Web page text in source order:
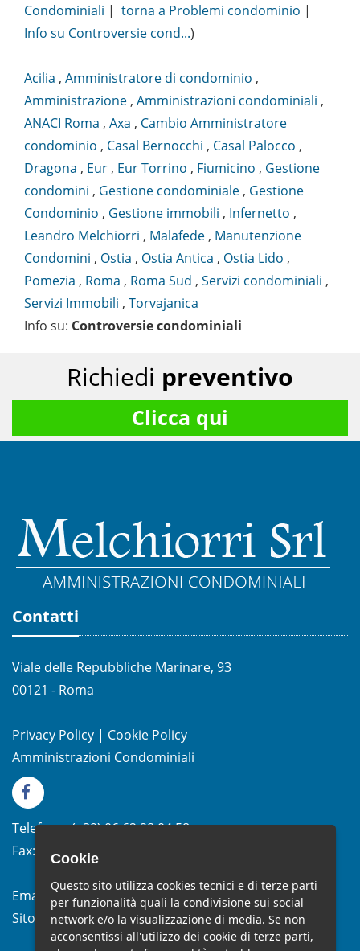
Condominiali | torna a Problemi condominio |
Info su Controversie cond...)
Acilia , Amministratore di condominio ,
Amministrazione , Amministrazioni condominiali ,
ANACI Roma , Axa , Cambio Amministratore
condominio , Casal Bernocchi , Casal Palocco ,
Dragona , Eur , Eur Torrino , Fiumicino , Gestione
condomini , Gestione condominiale , Gestione
Condominio , Gestione immobili , Infernetto ,
Leandro Melchiorri , Malafede , Manutenzione
Condomini , Ostia , Ostia Antica , Ostia Lido ,
Pomezia , Roma , Roma Sud , Servizi condominiali ,
Servizi Immobili , Torvajanica
Info su: Controversie condominiali
Richiedi preventivo
Clicca qui
Contatti
Viale delle Repubbliche Marinare, 93
00121 - Roma
Privacy Policy | Cookie Policy
Amministrazioni Condominiali
Telefono:(+39)06.62.28.04.58
Fax:
(+39) 06.99.33.19.10
Email: info@studiomelchiorri.it
Sito Web:www.stmelchiorri.it
Cookie
Questo sito utilizza cookies tecnici e di terze parti
per funzionalità quali la condivisione sui social
network e/o la visualizzazione di media. Se non
acconsentissi all'utilizzo dei cookie di terze parti,